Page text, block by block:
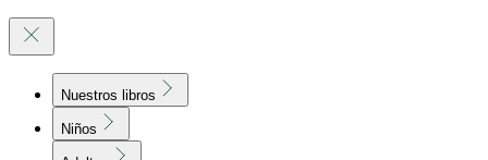
Nuestros libros
Niños